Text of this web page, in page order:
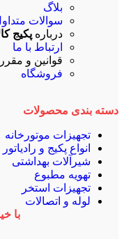
بلاگ
سوالات
درباره پکیج
ارتباط با ما
قوانین و
فروشگاه
دسته بندی محصولات
تجهیزات موتورخانه
انواع پکیج و رادیاتور
شیرآلات بهداشتی
تهویه مطبوع
تجهیزات استخر
لوله و اتصالات
با